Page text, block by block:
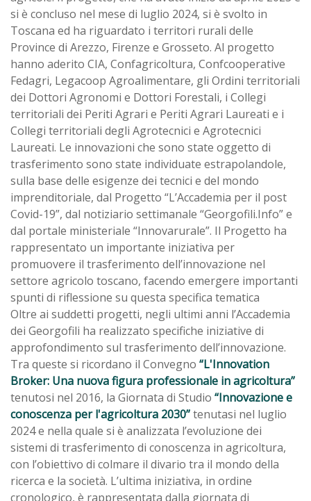
si è concluso nel mese di luglio 2024, si è svolto in
Toscana ed ha riguardato i territori rurali delle
Province di Arezzo, Firenze e Grosseto. Al progetto
hanno aderito CIA, Confagricoltura, Confcooperative
Fedagri, Legacoop Agroalimentare, gli Ordini territoriali
dei Dottori Agronomi e Dottori Forestali, i Collegi
territoriali dei Periti Agrari e Periti Agrari Laureati e i
Collegi territoriali degli Agrotecnici e Agrotecnici
Laureati. Le innovazioni che sono state oggetto di
trasferimento sono state individuate estrapolandole,
sulla base delle esigenze dei tecnici e del mondo
imprenditoriale, dal Progetto “L’Accademia per il post
Covid-19”, dal notiziario settimanale “Georgofili.Info” e
dal portale ministeriale “Innovarurale”. Il Progetto ha
rappresentato un importante iniziativa per
promuovere il trasferimento dell’innovazione nel
settore agricolo toscano, facendo emergere importanti
spunti di riflessione su questa specifica tematica
Oltre ai suddetti progetti, negli ultimi anni l’Accademia
dei Georgofili ha realizzato specifiche iniziative di
approfondimento sul trasferimento dell’innovazione.
Tra queste si ricordano il Convegno “L'Innovation
Broker: Una nuova figura professionale in agricoltura”
tenutosi nel 2016, la Giornata di Studio “Innovazione e
conoscenza per l'agricoltura 2030”tenutasi nel luglio
2024 e nella quale si è analizzata l’evoluzione dei
sistemi di trasferimento di conoscenza in agricoltura,
con l’obiettivo di colmare il divario tra il mondo della
ricerca e la società. L’ultima iniziativa, in ordine
cronologico, è rappresentata dalla giornata di